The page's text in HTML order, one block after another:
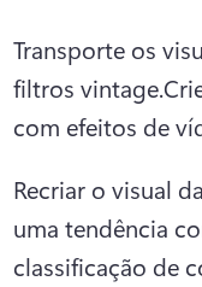
Transporte os
filtros
com efeitos de
Recriar o visual
uma tendência
classificação de